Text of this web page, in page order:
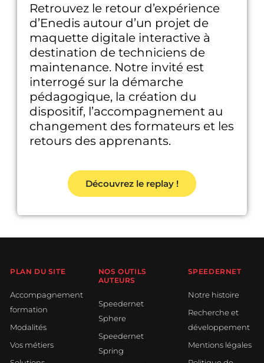
Retrouvez le retour d’expérience
d’Enedis autour d’un projet de
maquette digitale interactive à
destination de techniciens de
maintenance. Notre invité est
interrogé sur la démarche
pédagogique, la création du
dispositif, l’accompagnement au
changement des formateurs et les
retours des apprenants.
Découvrez le replay !
PLAN DU SITE
Accompagnement
formation
Modalités
Vos métiers
NOS OUTILS
AUTEURS
Speedernet
Sphere
Speedernet
Spring
SPEEDERNET
Notre histoire
Recherche et
développement
Mentions légales